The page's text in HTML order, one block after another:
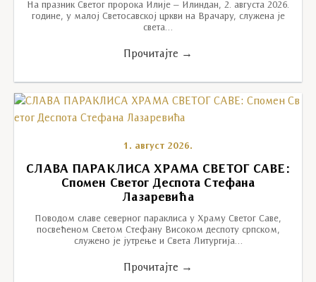
На празник Светог пророка Илије – Илиндан, 2. августа 2026.
године, у малој Светосавској цркви на Врачару, служена је
света…
Прочитајте →
1. август 2026.
СЛАВА ПАРАКЛИСА ХРАМА СВЕТОГ САВЕ:
Спомен Светог Деспота Стефана
Лазаревића
Поводом славе северног параклиса у Храму Светог Саве,
посвећеном Светом Стефану Високом деспоту српском,
служено је јутрење и Света Литургија…
Прочитајте →